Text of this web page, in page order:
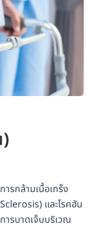
รกล้ามเนื้อเกร็ง
และโรคฮัน
รบาดเจ็บบริเวณ